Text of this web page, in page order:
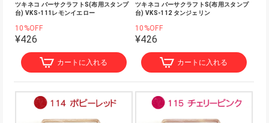
ツキネコ バーサクラフトS(布用スタンプ
台) VKS-111レモンイエロー
10%OFF
¥426
カートに入れる
ツキネコ バーサクラフトS(布用スタンプ
台) VKS-112 タンジェリン
10%OFF
¥426
カートに入れる